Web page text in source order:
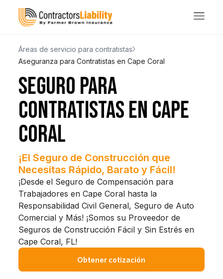
Áreas de servicio para contratistas
Aseguranza para Contratistas en Cape Coral
SEGURO PARA
CONTRATISTAS EN CAPE
CORAL
¡El Seguro de Construcción que
Necesitas Rápido, Barato y Fácil!
¡Desde el Seguro de Compensación para
Trabajadores en Cape Coral hasta la
Responsabilidad Civil General, Seguro de Auto
Comercial y Más! ¡Somos su Proveedor de
Seguros de Construcción Fácil y Sin Estrés en
Cape Coral, FL!
Obtener cotización